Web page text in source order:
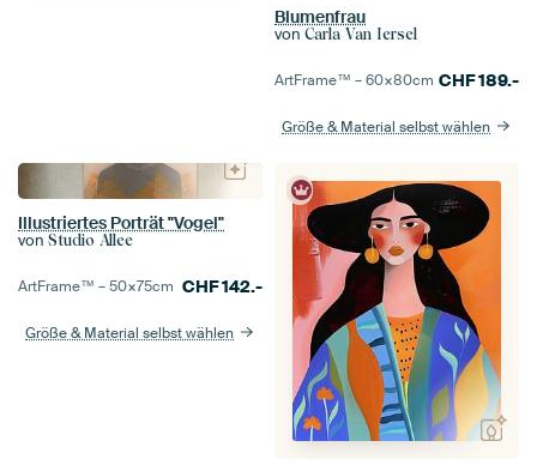
Blumenfrau
von Carla Van Iersel
ArtFrame™ –60×80cm CHF189.-
Größe & Material selbst wählen
Illustriertes Porträt "Vogel"
von Studio Allee
ArtFrame™ –50×75cm CHF142.-
Größe & Material selbst wählen